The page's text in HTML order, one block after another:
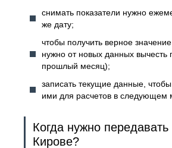
снимать показатели нужно
же дату;
чтобы получить верное значение
нужно от новых данных
прошлый месяц);
записать текущие данные, чтобы
ими для расчетов в следующем
Когда нужно передавать
Кирове?